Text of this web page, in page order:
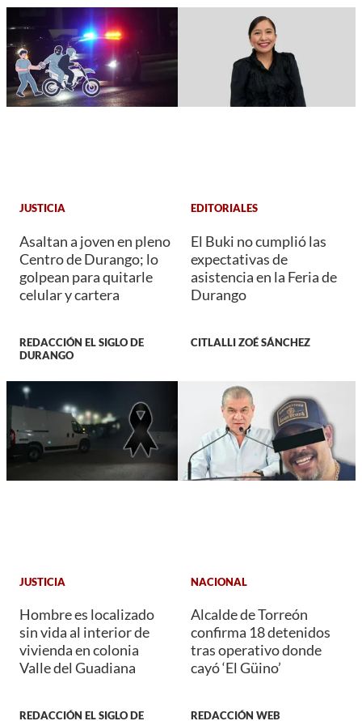
JUSTICIA
Asaltan a joven en pleno
Centro de Durango; lo
golpean para quitarle
celular y cartera
REDACCIÓN EL SIGLO DE
DURANGO
EDITORIALES
El Buki no cumplió las
expectativas de
asistencia en la Feria de
Durango
CITLALLI ZOÉ SÁNCHEZ
JUSTICIA
Hombre es localizado
sin vida al interior de
vivienda en colonia
Valle del Guadiana
REDACCIÓN EL SIGLO DE
NACIONAL
Alcalde de Torreón
confirma 18 detenidos
tras operativo donde
cayó ‘El Güino’
REDACCIÓN WEB